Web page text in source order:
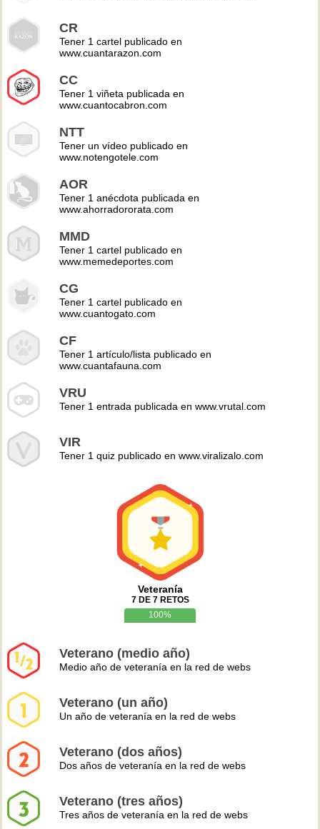
CR
Tener 1 cartel publicado en
www.cuantarazon.com
CC
Tener 1 viñeta publicada en
www.cuantocabron.com
NTT
Tener un vídeo publicado en
www.notengotele.com
AOR
Tener 1 anécdota publicada en
www.ahorradororata.com
MMD
Tener 1 cartel publicado en
www.memedeportes.com
CG
Tener 1 cartel publicado en
www.cuantogato.com
CF
Tener 1 artículo/lista publicado en
www.cuantafauna.com
VRU
Tener 1 entrada publicada en www.vrutal.com
VIR
Tener 1 quiz publicado en www.viralizalo.com
Veteranía
7 DE 7 RETOS
100%
Veterano (medio año)
Medio año de veteranía en la red de webs
Veterano (un año)
Un año de veteranía en la red de webs
Veterano (dos años)
Dos años de veteranía en la red de webs
Veterano (tres años)
Tres años de veteranía en la red de webs